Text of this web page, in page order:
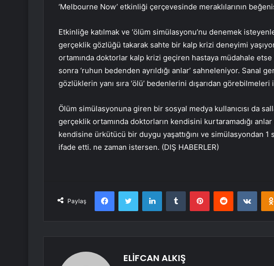
‘Melbourne Now’ etkinliği çerçevesinde meraklılarının
Etkinliğe katılmak ve ‘ölüm simülasyonu’nu denemek
gerçeklik gözlüğü takarak sahte bir kalp krizi deneyimi
ortamında doktorlar kalp krizi geçiren hastaya müdahale
sonra ‘ruhun bedenden ayrıldığı anlar’ sahneleniyor. Sanal
gözlüklerin yanı sıra ‘ölü’ bedenlerini dışarıdan
Ölüm simülasyonuna giren bir sosyal medya kullanıcısı da
gerçeklik ortamında doktorların kendisini kurtaramadığı
kendisine ürkütücü bir duygu yaşattığını ve simülasyondan 1
ifade etti. ne zaman istersen. (DIŞ HABERLER)
Paylaş
FacebookTwitter LinkedInTumblr PinterestReddit
ELİFCAN ALKIŞ